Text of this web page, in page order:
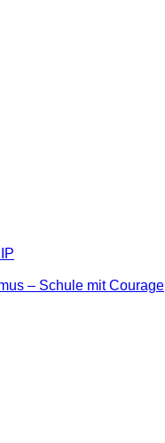
– Schule mit Courage